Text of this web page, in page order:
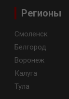
Регионы
Смоленск
Белгород
Воронеж
Калуга
Тула